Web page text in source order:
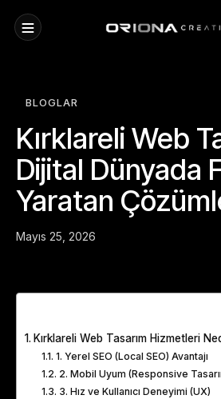
BLOGLAR
Kırklareli Web
Dijital Dünyada
Yaratan
Mayıs 25, 2026
Kırklareli Web Tasarım Hizmetleri
1. Yerel SEO (Local SEO) Avantajı
2. Mobil Uyum (Responsive
3. Hız ve Kullanıcı Deneyimi (UX)